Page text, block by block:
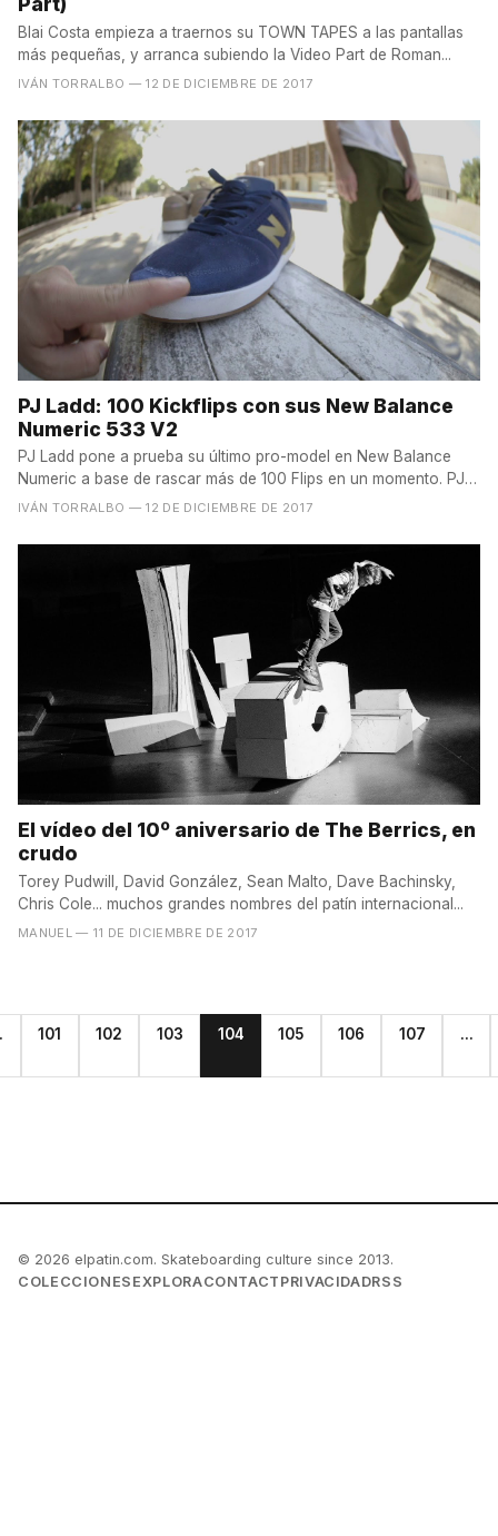
Blai Costa empieza a traernos su TOWN TAPES a las pantallas
más pequeñas, y arranca subiendo la Video Part de Roman...
IVÁN TORRALBO — 12 DE DICIEMBRE DE 2017
PJ Ladd: 100 Kickflips con sus New Balance
Numeric 533 V2
PJ Ladd pone a prueba su último pro-model en New Balance
Numeric a base de rascar más de 100 Flips en un momento. PJ
se...
IVÁN TORRALBO — 12 DE DICIEMBRE DE 2017
El vídeo del 10º aniversario de The Berrics, en
crudo
Torey Pudwill, David González, Sean Malto, Dave Bachinsky,
Chris Cole... muchos grandes nombres del patín internacional...
MANUEL — 11 DE DICIEMBRE DE 2017
101 102 103 104 105 106 107 ...
© 2026 elpatin.com. Skateboarding culture since 2013.
COLECCIONES EXPLORACONTACT PRIVACIDADRSS